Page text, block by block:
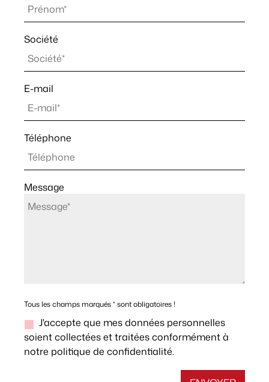
Société
E-mail
Téléphone
Message
Tous les champs marqués*sont obligatoires !
J'accepte que mes données personnelles
soient collectées et traitées conformément à
notre politique de confidentialité.